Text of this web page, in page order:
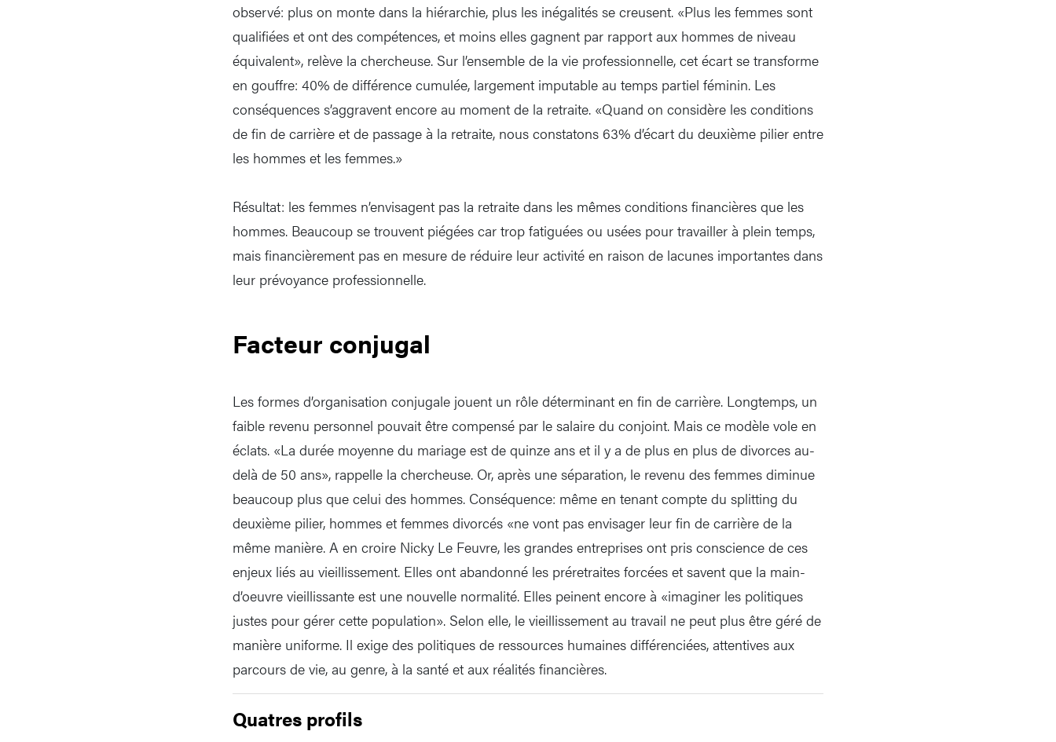
observé: plus on monte dans la hiérarchie, plus les inégalités se creusent. «Plus les femmes sont
qualifiées et ont des compétences, et moins elles gagnent par rapport aux hommes de niveau
équivalent», relève la chercheuse. Sur l’ensemble de la vie professionnelle, cet écart se transforme
en gouffre: 40% de différence cumulée, largement imputable au temps partiel féminin. Les
conséquences s’aggravent encore au moment de la retraite. «Quand on considère les conditions
de fin de carrière et de passage à la retraite, nous constatons 63% d’écart du deuxième pilier entre
les hommes et les femmes.»
Résultat: les femmes n’envisagent pas la retraite dans les mêmes conditions financières que les
hommes. Beaucoup se trouvent piégées car trop fatiguées ou usées pour travailler à plein temps,
mais financièrement pas en mesure de réduire leur activité en raison de lacunes importantes dans
leur prévoyance professionnelle.
Facteur conjugal
Les formes d’organisation conjugale jouent un rôle déterminant en fin de carrière. Longtemps, un
faible revenu personnel pouvait être compensé par le salaire du conjoint. Mais ce modèle vole en
éclats. «La durée moyenne du mariage est de quinze ans et il y a de plus en plus de divorces au-
delà de 50 ans», rappelle la chercheuse. Or, après une séparation, le revenu des femmes diminue
beaucoup plus que celui des hommes. Conséquence: même en tenant compte du splitting du
deuxième pilier, hommes et femmes divorcés «ne vont pas envisager leur fin de carrière de la
même manière. A en croire Nicky Le Feuvre, les grandes entreprises ont pris conscience de ces
enjeux liés au vieillissement. Elles ont abandonné les préretraites forcées et savent que la main-
d’oeuvre vieillissante est une nouvelle normalité. Elles peinent encore à «imaginer les politiques
justes pour gérer cette population». Selon elle, le vieillissement au travail ne peut plus être géré de
manière uniforme. Il exige des politiques de ressources humaines différenciées, attentives aux
parcours de vie, au genre, à la santé et aux réalités financières.
Quatres profils